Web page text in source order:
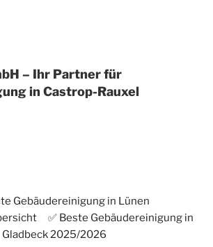
– Ihr Partner für
in Castrop-Rauxel
Gebäudereinigung in Lünen
✅ Beste Gebäudereinigung in
Gladbeck 2025/2026